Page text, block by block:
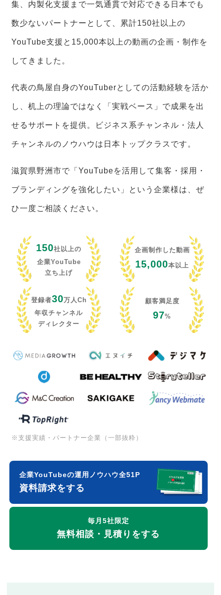
集、内製化支援まで一気通貫で対応できる日本でも
数少ないパートナーとして、累計150社以上の
YouTube支援と15,000本以上の動画の企画・制作を
してきました。
代表の鳥屋自身のYouTuberとしての活動経験を活か
し、机上の理論ではなく「実戦ベース」で成果を出
せるサポートを提供。ビジネス系チャンネル・法人
チャンネルのノウハウは日本トップクラスです。
滋賀県野洲市で「YouTubeを活用して集客・採用・
ブランディングを強化したい」という企業様は、ぜ
ひ一度ご相談ください。
150社以上の
企業YouTube
立ち上げ
企画制作した動画
15,000本以上
登録者30万人Ch
年収チャンネル
ディレクター
顧客満足度
97%
※支援実績・パートナー企業（一部抜粋）
企業YouTubeの運用ノウハウ全51P
資料請求をする
毎月5社限定
無料相談・見積りをする